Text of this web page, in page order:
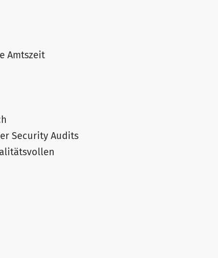
Amtszeit
Security Audits